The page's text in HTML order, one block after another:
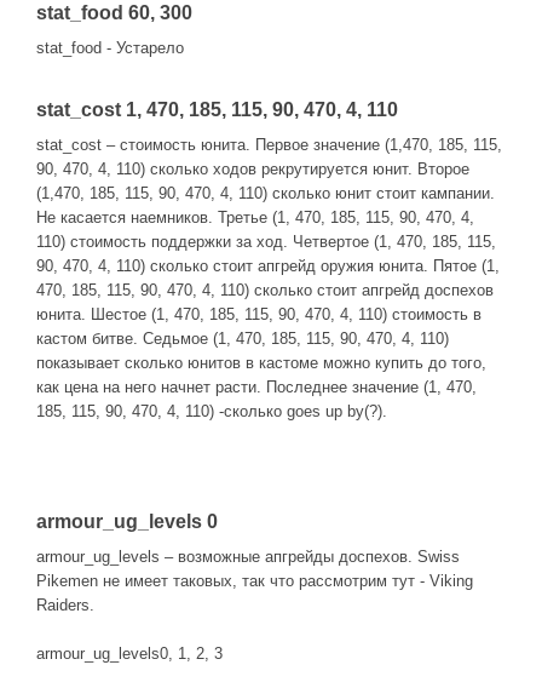
stat_food 60, 300
stat_food - Устарело
stat_cost 1, 470, 185, 115, 90, 470, 4, 110
stat_cost – стоимость юнита. Первое значение (1,470, 185, 115,
90, 470, 4, 110) сколько ходов рекрутируется юнит. Второе
(1,470, 185, 115, 90, 470, 4, 110) сколько юнит стоит кампании.
Не касается наемников. Третье (1, 470, 185, 115, 90, 470, 4,
110) стоимость поддержки за ход. Четвертое (1, 470, 185, 115,
90, 470, 4, 110) сколько стоит апгрейд оружия юнита. Пятое (1,
470, 185, 115, 90, 470, 4, 110) сколько стоит апгрейд доспехов
юнита. Шестое (1, 470, 185, 115, 90, 470, 4, 110) стоимость в
кастом битве. Седьмое (1, 470, 185, 115, 90, 470, 4, 110)
показывает сколько юнитов в кастоме можно купить до того,
как цена на него начнет расти. Последнее значение (1, 470,
185, 115, 90, 470, 4, 110) -сколько goes up by(?).
armour_ug_levels 0
armour_ug_levels – возможные апгрейды доспехов. Swiss
Pikemen не имеет таковых, так что рассмотрим тут - Viking
Raiders.
armour_ug_levels0, 1, 2, 3